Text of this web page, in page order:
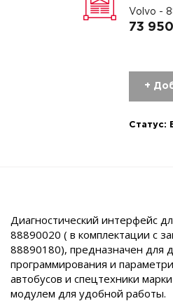
Volvo -
73
+
Статус:
Диагностический интерфейс
88890020 ( в комплектации с
88890180), предназначен для
программирования и
автобусов и спецтехники
модулем для удобной работы.